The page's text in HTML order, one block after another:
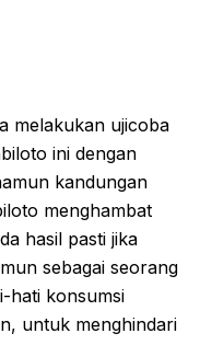
melakukan ujicoba
ini dengan
kandungan
menghambat
hasil pasti jika
sebagai seorang
hati konsumsi
untuk menghindari